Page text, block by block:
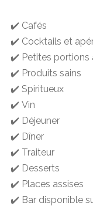
✔️ Cafés
✔️ Cocktails et
✔️ Petites portions
✔️ Produits sains
✔️ Spiritueux
✔️ Vin
✔️ Déjeuner
✔️ Dîner
✔️ Traiteur
✔️ Desserts
✔️ Places assises
✔️ Bar disponible